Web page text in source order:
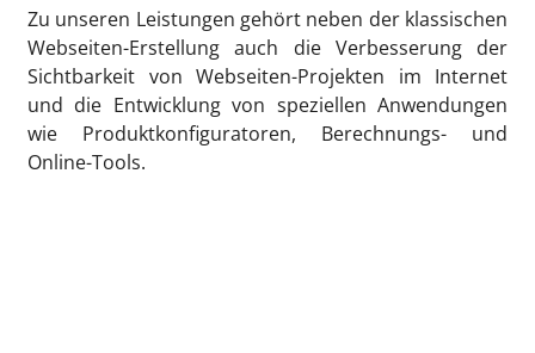
Zu unseren Leistungen gehört neben der klassischen
Webseiten-Erstellung auch die Verbesserung der
Sichtbarkeit von Webseiten-Projekten im Internet
und die Entwicklung von speziellen Anwendungen
wie Produktkonfiguratoren, Berechnungs- und
Online-Tools.